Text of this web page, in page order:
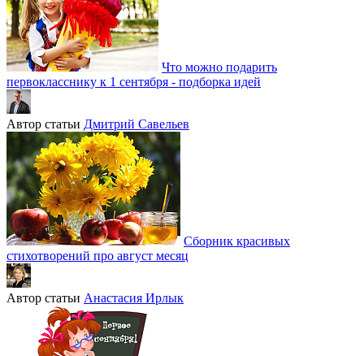
Что можно подарить
первокласснику к 1 сентября - подборка идей
Автор статьи Дмитрий Савельев
Сборник красивых
стихотворений про август месяц
Автор статьи Анастасия Ирлык